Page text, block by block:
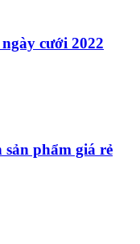
cưới 2022
phẩm giá rẻ